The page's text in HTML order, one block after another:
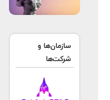
سازمان‌ها و
شرکت‌ها